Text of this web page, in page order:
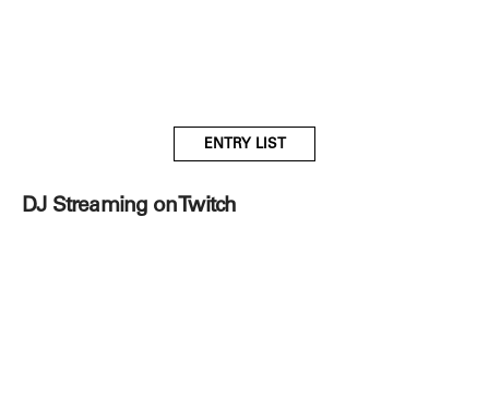
ENTRY LIST
DJ Streaming on Twitch